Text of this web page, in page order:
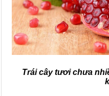
Trái cây tươi chưa